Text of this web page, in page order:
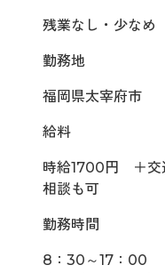
残業なし・少なめ
勤務地
福岡県太宰府市
給料
時給1700円 ＋交
相談も可
勤務時間
8：30～17：00